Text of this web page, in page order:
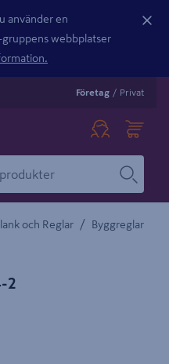
använder en
webbplatser
Företag / Privat
och Reglar / Byggreglar
2